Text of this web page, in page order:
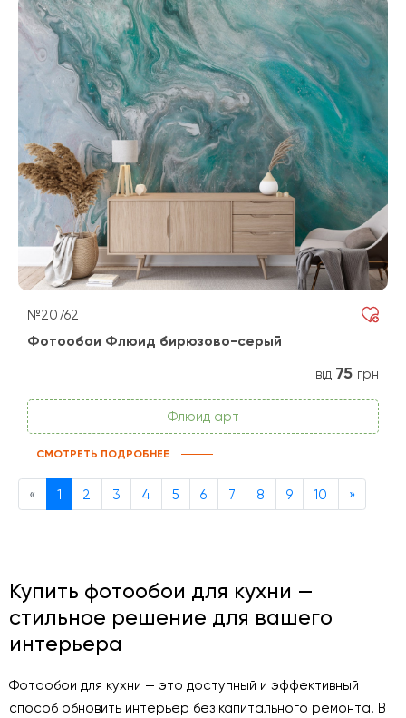
№20762
Фотообои Флюид бирюзово-серый
від 75 грн
Флюид арт
СМОТРЕТЬ ПОДРОБНЕЕ
« Previous
1 2 3 4 5 6 7 8 9 10 »Next
Купить фотообои для кухни —
стильное решение для вашего
интерьера
Фотообои для кухни — это доступный и эффективный
способ обновить интерьер без капитального ремонта. В